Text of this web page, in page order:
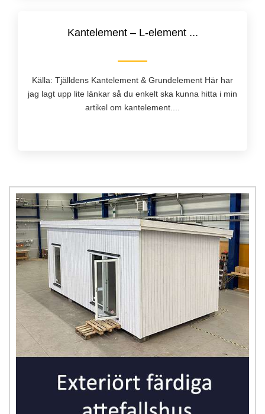
Kantelement – L-element ...
Källa: Tjälldens Kantelement & Grundelement Här har
jag lagt upp lite länkar så du enkelt ska kunna hitta i min
artikel om kantelement....